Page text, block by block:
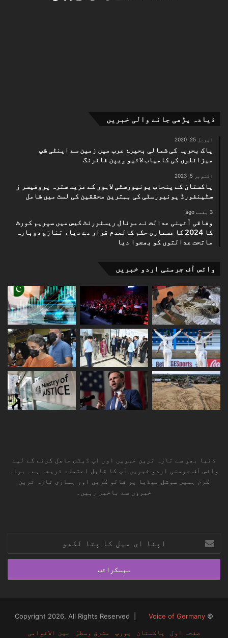
ذیادہ پڑھی جانے والی خبریں
اپریل 25, 2020
پاک بحریہ کی شمالی بحیرۂ عرب میں زمین سے اینٹی شپ
میزائلوں کی کامیاب لائیو ویپن فائرنگ
اکتوبر 5, 2023
پاکستان کے پنجاب یونیورسٹی لاہور کے مزید سترہ پروفیسر ز
سٹینفورڈ یونیورسٹی کی بہترین محققین کی لسٹ میں شامل
3 ہفتے ago
وفاقی آئینی عدالت نے مونال ریسٹورنٹ کیس میں سپریم کورٹ
کا 2024 کا مسماری حکم کالعدم قرار دے دیا، تنازع دوبارہ
ماتحت عدالتوں کو بھجوا دیا
وائس آف جرمنی اردو خبریں
دنیا بھر سے تازہ ترین خبریں اور اپ ڈیٹس حاصل کرنے کے لیے
وائس آف جرمنی اردو خبریں آپ کا قابل اعتماد ذریعہ ہے۔ براہ
کرم ہمیں سوشل میڈیا پر فالو کریں اور ہماری تازہ ترین
خبروں سے باخبر رہیں۔
ای
میل
پتا
© Copyright 2026, All Rights Reserved |
Voice of Germany
صفحہ اول
پاکستان یورپ مشرق وسطیٰ بین الاقوامی